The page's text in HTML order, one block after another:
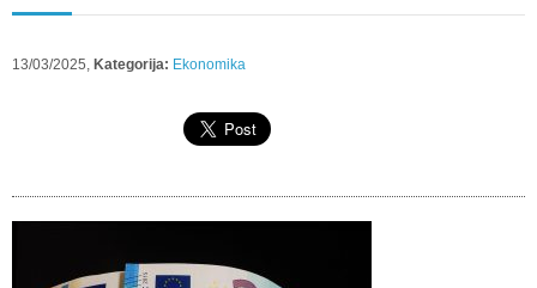
13/03/2025, Kategorija: Ekonomika